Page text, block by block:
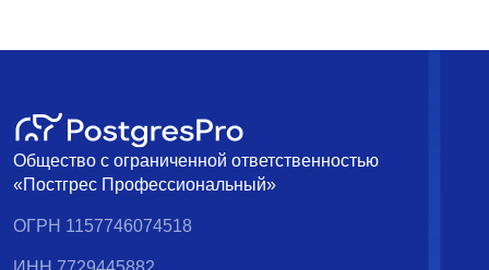
Общество с ограниченной ответственностью
«Постгрес Профессиональный»
ОГРН 1157746074518